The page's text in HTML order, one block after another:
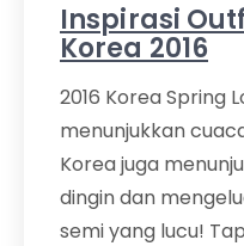
Inspirasi
Korea 2016
2016 Korea Spring
menunjukkan
Korea juga
dingin dan
semi yang lucu!